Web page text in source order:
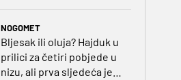
NOGOMET
Bljesak ili oluja? Hajduk u
prilici za četiri pobjede u
nizu, ali prva sljedeća je